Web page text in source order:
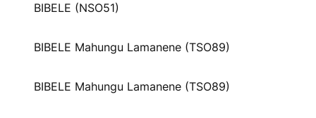
BIBELE (NSO51)
BIBELE Mahungu Lamanene (TSO89)
BIBELE Mahungu Lamanene (TSO89)